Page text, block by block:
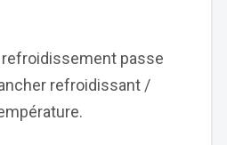
passe
refroidissant /